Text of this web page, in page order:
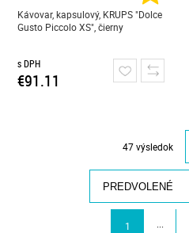
Kávovar, kapsulový, KRUPS "Dolce
Gusto Piccolo XS", čierny
s DPH
€91.11
47 výsledok
PREDVOLENÉ
1